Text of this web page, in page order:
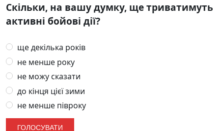
Скільки, на вашу думку, ще триватимуть
активні бойові дії?
ще декілька років
не менше року
не можу сказати
до кінця цієї зими
не менше півроку